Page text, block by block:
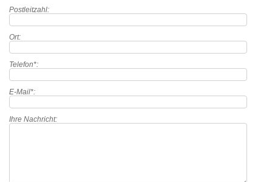
Postleitzahl:
Ort:
Telefon*:
E-Mail*:
Ihre Nachricht: